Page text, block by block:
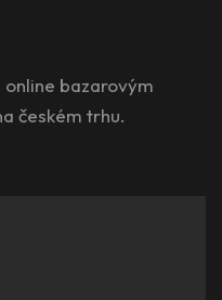
bazarovým
českém trhu.